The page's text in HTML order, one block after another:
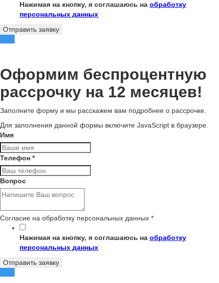
Нажимая на кнопку, я соглашаюсь на обработку
персональных данных
Отправить заявку
Оформим беспроцентную
рассрочку на 12 месяцев!
Заполните форму и мы расскажем вам подробнее о рассрочке.
Для заполнения данной формы включите JavaScript в браузере.
Имя
Телефон *
Вопрос
Согласие на обработку персональных данных *
Нажимая на кнопку, я соглашаюсь на обработку
персональных данных
Отправить заявку